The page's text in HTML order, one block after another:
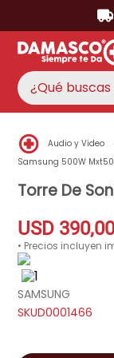
¿Qué buscas
Audio y Video
Samsung 500W Mxt50
Torre De
USD 390,
• Precios incluyen
SAMSUNG
D0001466
TÉRMINOS
1. aire
2. nevera
4. lavadora
5
6. licuadora